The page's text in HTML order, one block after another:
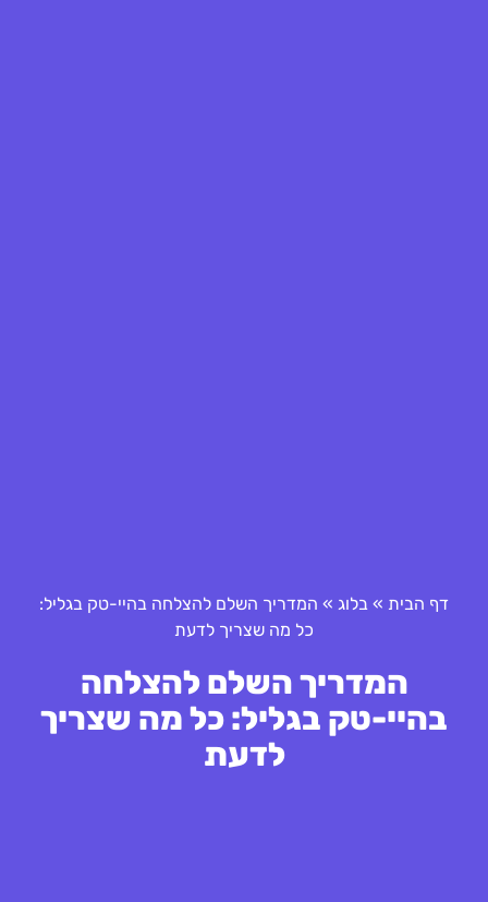
דף הבית » בלוג » המדריך השלם להצלחה בהיי-טק בגליל:
כל מה שצריך לדעת
המדריך השלם להצלחה
בהיי-טק בגליל: כל מה שצריך
לדעת